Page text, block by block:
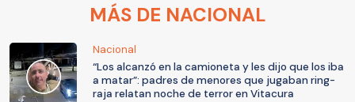
MÁS DE NACIONAL
Nacional
“Los alcanzó en la camioneta y les dijo que los iba
a matar”: padres de menores que jugaban ring-
raja relatan noche de terror en Vitacura